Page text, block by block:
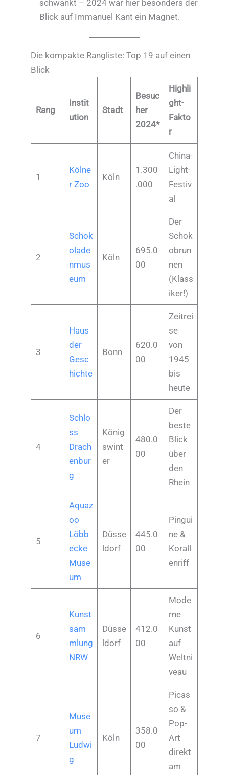
schwankt – 2024 war hier besonders der
Blick auf Immanuel Kant ein Magnet.
Die kompakte Rangliste: Top 19 auf einen
Blick
Rang
Instit
ution
Stadt
Besuc
her
2024*
Highli
ght-
Fakto
r
1
Kölne
r Zoo
Köln
1.300
.000
China-
Light-
Festiv
al
2
Schok
olade
nmus
eum
Köln
695.0
00
Der
Schok
obrun
nen
(Klass
iker!)
3
Haus
der
Gesc
hichte
Bonn
620.0
00
Zeitrei
se
von
1945
bis
heute
4
Schlo
ss
Drach
enbur
g
König
swint
er
480.0
00
Der
beste
Blick
über
den
Rhein
5
Aquaz
oo
Löbb
ecke
Muse
um
Düsse
ldorf
445.0
00
Pingui
ne &
Korall
enriff
6
Kunst
sam
mlung
NRW
Düsse
ldorf
412.0
00
Mode
rne
Kunst
auf
Weltni
veau
7
Muse
um
Ludwi
g
Köln
358.0
00
Picas
so &
Pop-
Art
direkt
am